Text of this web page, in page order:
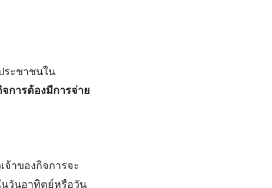
ระชาชนใน
การต้องมีการจ่าย
าของกิจการจะ
วันอาทิตย์หรือวัน